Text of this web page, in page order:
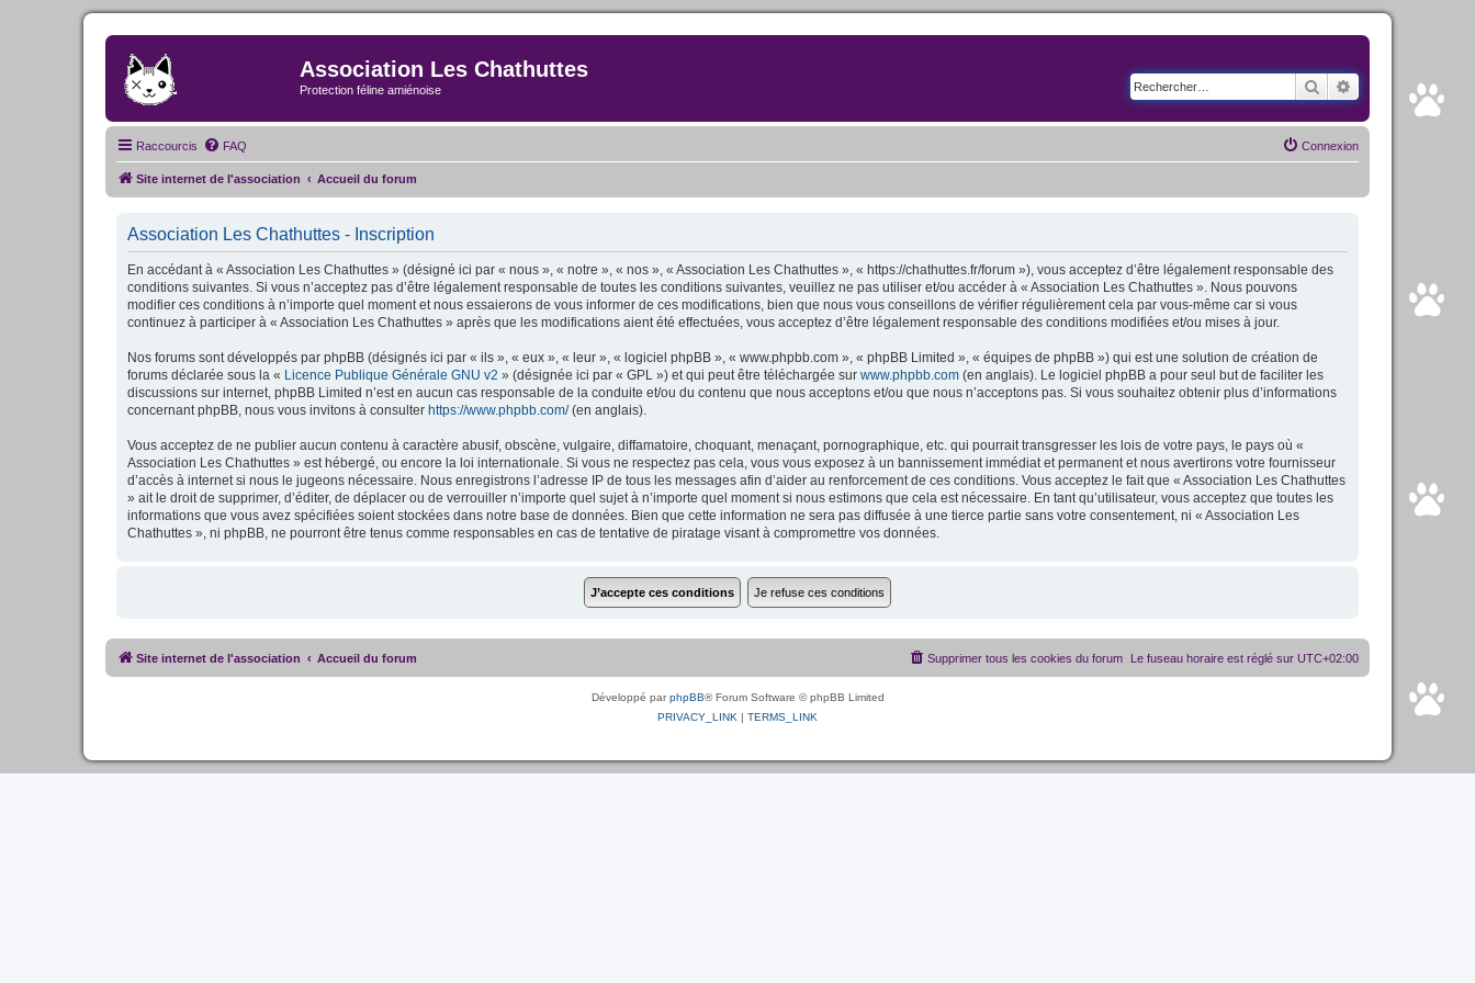
Association Les Chathuttes
Protection féline amiénoise RechercherRecherche
Raccourcis FAQ Connexion
Site internet de l'association Accueil du forum
Association Les Chathuttes - Inscription
En accédant à « Association Les Chathuttes » (désigné ici par « nous », « notre », « nos », « Association Les Chathuttes », « https://chathuttes.fr/forum »), vous acceptez d’être légalement responsable des
conditions suivantes. Si vous n’acceptez pas d’être légalement responsable de toutes les conditions suivantes, veuillez ne pas utiliser et/ou accéder à « Association Les Chathuttes ». Nous pouvons
modifier ces conditions à n’importe quel moment et nous essaierons de vous informer de ces modifications, bien que nous vous conseillons de vérifier régulièrement cela par vous-même car si vous
continuez à participer à « Association Les Chathuttes » après que les modifications aient été effectuées, vous acceptez d’être légalement responsable des conditions modifiées et/ou mises à jour.
Nos forums sont développés par phpBB (désignés ici par « ils », « eux », « leur », « logiciel phpBB », « www.phpbb.com », « phpBB Limited », « équipes de phpBB ») qui est une solution de création de
forums déclarée sous la « Licence Publique Générale GNU v2 » (désignée ici par « GPL ») et qui peut être téléchargée sur www.phpbb.com (en anglais). Le logiciel phpBB a pour seul but de faciliter les
discussions sur internet, phpBB Limited n’est en aucun cas responsable de la conduite et/ou du contenu que nous acceptons et/ou que nous n’acceptons pas. Si vous souhaitez obtenir plus d’informations
concernant phpBB, nous vous invitons à consulter https://www.phpbb.com/(en anglais).
Vous acceptez de ne publier aucun contenu à caractère abusif, obscène, vulgaire, diffamatoire, choquant, menaçant, pornographique, etc. qui pourrait transgresser les lois de votre pays, le pays où «
Association Les Chathuttes » est hébergé, ou encore la loi internationale. Si vous ne respectez pas cela, vous vous exposez à un bannissement immédiat et permanent et nous avertirons votre fournisseur
d’accès à internet si nous le jugeons nécessaire. Nous enregistrons l’adresse IP de tous les messages afin d’aider au renforcement de ces conditions. Vous acceptez le fait que « Association Les Chathuttes
» ait le droit de supprimer, d’éditer, de déplacer ou de verrouiller n’importe quel sujet à n’importe quel moment si nous estimons que cela est nécessaire. En tant qu’utilisateur, vous acceptez que toutes les
informations que vous avez spécifiées soient stockées dans notre base de données. Bien que cette information ne sera pas diffusée à une tierce partie sans votre consentement, ni « Association Les
Chathuttes », ni phpBB, ne pourront être tenus comme responsables en cas de tentative de piratage visant à compromettre vos données.
Site internet de l'association Accueil du forum Le fuseau horaire est réglé sur UTC+02:00
Supprimer tous les cookies du forum
Développé parphpBB® Forum Software © phpBB Limited
PRIVACY_LINK | TERMS_LINK